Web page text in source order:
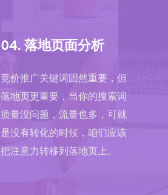
04. 落地页面分析
竞价推广关键词固然重要，但
落地页更重要，当你的搜索词
质量没问题，流量也多，可就
是没有转化的时候，咱们应该
把注意力转移到落地页上。